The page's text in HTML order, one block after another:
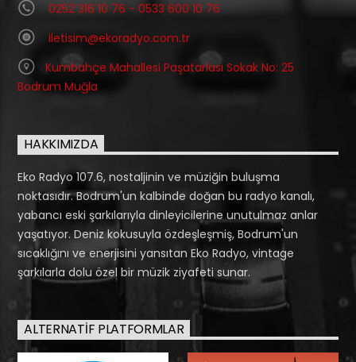
0252 316 10 76 - 0533 600 10 76
iletisim@ekoradyo.com.tr
Kumbahçe Mahallesi Paşatarlası Sokak No: 25
Bodrum Muğla
HAKKIMIZDA
Eko Radyo 107.6, nostaljinin ve müziğin buluşma
noktasıdır. Bodrum'un kalbinde doğan bu radyo kanalı,
yabancı eski şarkılarıyla dinleyicilerine unutulmaz anlar
yaşatıyor. Deniz kokusuyla özdeşleşmiş, Bodrum'un
sıcaklığını ve enerjisini yansıtan Eko Radyo, vintage
şarkılarla dolu özel bir müzik ziyafeti sunar.
ALTERNATIF PLATFORMLAR